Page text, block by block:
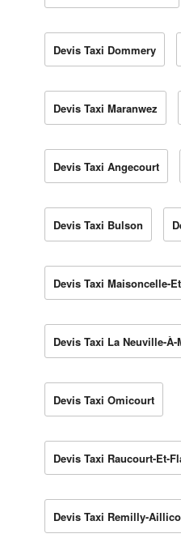
Devis Taxi Dommery
Devis Taxi Maranwez
Devis Taxi Angecourt
Devis Taxi Bulson
Devis Taxi Maisoncelle-
Devis Taxi La Neuville-À-
Devis Taxi Omicourt
Devis Taxi Raucourt-Et-
Devis Taxi Remilly-